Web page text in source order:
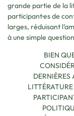
grande partie de la
participant·es de
larges, réduisant
à une simple
BIEN
DERNIÈRES